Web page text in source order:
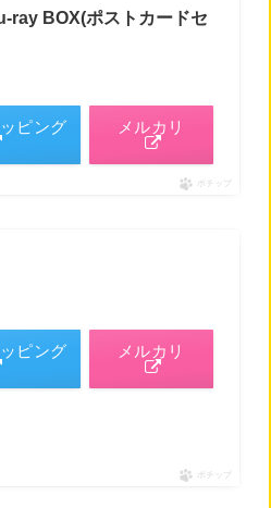
ray BOX(ポストカードセ
ピング メルカリ
ポチップ
ピング メルカリ
ポチップ